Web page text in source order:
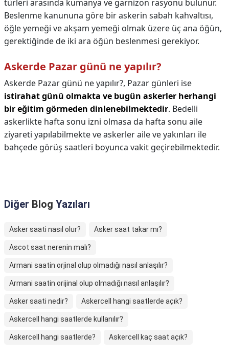
türleri arasında kumanya ve garnizon rasyonu bulunur.
Beslenme kanununa göre bir askerin sabah kahvaltısı,
öğle yemeği ve akşam yemeği olmak üzere üç ana öğün,
gerektiğinde de iki ara öğün beslenmesi gerekiyor.
Askerde Pazar günü ne yapılır?
Askerde Pazar günü ne yapılır?, Pazar günleri ise
istirahat günü olmakta ve bugün askerler herhangi
bir eğitim görmeden dinlenebilmektedir. Bedelli
askerlikte hafta sonu izni olmasa da hafta sonu aile
ziyareti yapılabilmekte ve askerler aile ve yakınları ile
bahçede görüş saatleri boyunca vakit geçirebilmektedir.
Diğer Blog Yazıları
Asker saati nasıl olur? Asker saat takar mı?
Ascot saat nerenin malı?
Armani saatin orjinal olup olmadığı nasıl anlaşılır?
Armani saatin orijinal olup olmadığı nasıl anlaşılır?
Asker saati nedir? Askercell hangi saatlerde açık?
Askercell hangi saatlerde kullanılır?
Askercell hangi saatlerde? Askercell kaç saat açık?